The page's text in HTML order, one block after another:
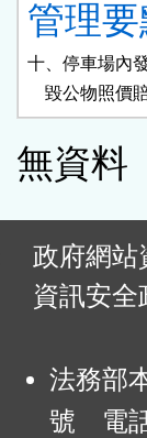
管理要
十、停車場內
毀公物照價
無資料
政府網站
資訊安全
法務部
號 電話